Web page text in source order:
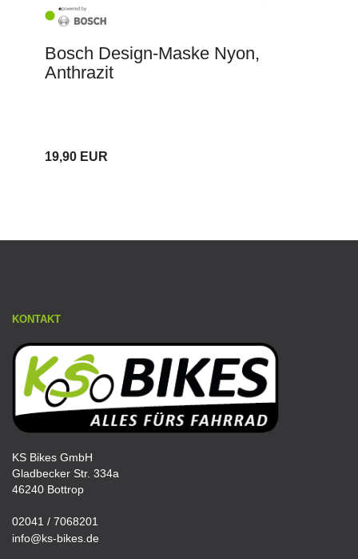
Bosch Design-Maske Nyon,
Anthrazit
19,90 EUR
KONTAKT
KS Bikes GmbH
Gladbecker Str. 334a
46240 Bottrop
02041 / 7068201
info@ks-bikes.de